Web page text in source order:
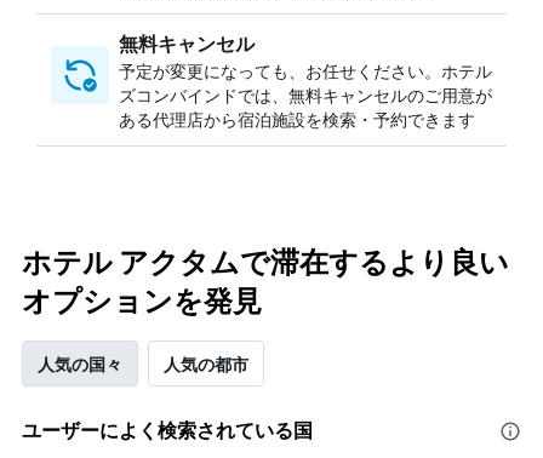
無料キャンセル
予定が変更になっても、お任せください。ホテル
ズコンバインドでは、無料キャンセルのご用意が
ある代理店から宿泊施設を検索・予約できます
ホテル アクタムで滞在するより良い
オプションを発見
人気の国々 人気の都市
ユーザーによく検索されている国